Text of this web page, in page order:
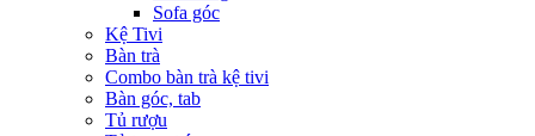
Sofa góc
Kệ Tivi
Bàn trà
Combo bàn trà kệ tivi
Bàn góc, tab
Tủ rượu